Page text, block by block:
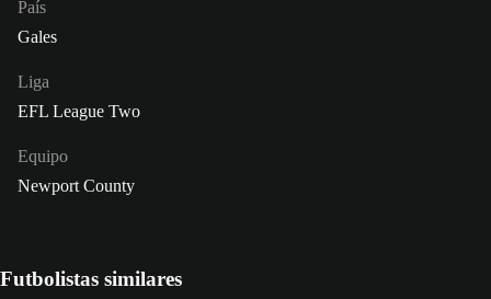
País
Gales
Liga
EFL League Two
Equipo
Newport County
Futbolistas similares